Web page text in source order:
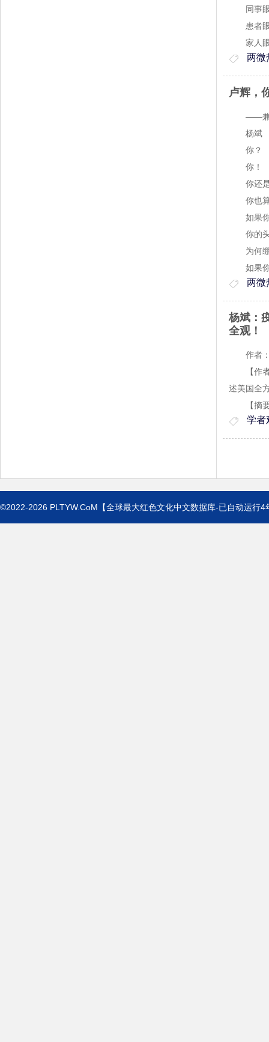
同事眼
患者眼
家人眼
两微
卢辉，
——兼对
杨斌
你？
你！
你还是
你也算
如果你
你的头
为何绷
如果
两微
杨斌：
全观！
作者：
【作者
述美国全
【摘要
学者
©2022-2026 PLTYW.CoM 【全球最大红色文化中文数据库-已自动运行4